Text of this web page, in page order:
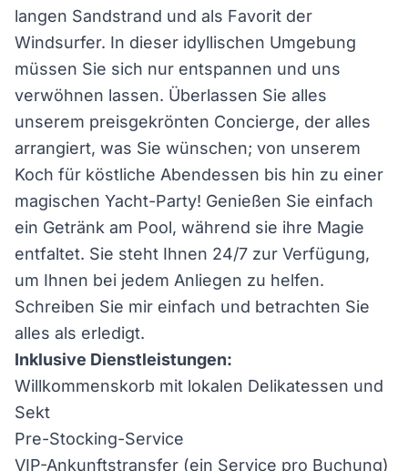
langen Sandstrand und als Favorit der
Windsurfer. In dieser idyllischen Umgebung
müssen Sie sich nur entspannen und uns
verwöhnen lassen. Überlassen Sie alles
unserem preisgekrönten Concierge, der alles
arrangiert, was Sie wünschen; von unserem
Koch für köstliche Abendessen bis hin zu einer
magischen Yacht-Party! Genießen Sie einfach
ein Getränk am Pool, während sie ihre Magie
entfaltet. Sie steht Ihnen 24/7 zur Verfügung,
um Ihnen bei jedem Anliegen zu helfen.
Schreiben Sie mir einfach und betrachten Sie
alles als erledigt.
Inklusive Dienstleistungen:
Willkommenskorb mit lokalen Delikatessen und
Sekt
Pre-Stocking-Service
VIP-Ankunftstransfer (ein Service pro Buchung)